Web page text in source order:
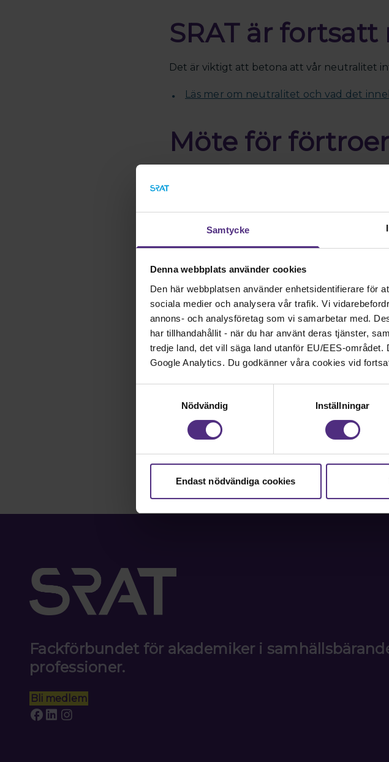
Samtycke
Denna webbplats använder cookies
Den här webbplatsen använder enhetsidentifierare för
sociala medier och analysera vår trafik. Vi
annons- och analysföretag som vi samarbetar med.
har tillhandahållit - när du har använt deras tjänster,
tredje land, det vill säga land utanför EU/EES-
Google Analytics. Du godkänner våra cookies vid
Nödvändig
Inställningar
Endast nödvändiga cookies
SRAT är fortsatt
Det är viktigt att betona att vår neutralitet
Läs mer om neutralitet och vad det
Möte för
förtroendevalda har fått information om
Möteslänk finns i den utskickade
den finns tillgänglig.Om ni har några
välkomna att
kontakta oss.
Medlemsinformation
information om vad som gäller för dig.
Till informationen
Fackförbundet för akademiker i
professioner.
Bli medlem